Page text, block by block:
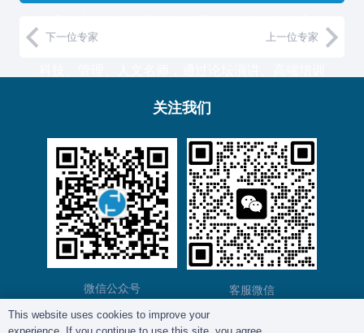
教授和500强企业高管，汇聚国内外一流的经济、
升维！
复育智库总部位于上海，服务于金融、通信、能
源、制造、医药等产业的大型客户。
下一位专家 上一位专家
关注我们
微信公众号 客服微信
This website uses cookies to improve your